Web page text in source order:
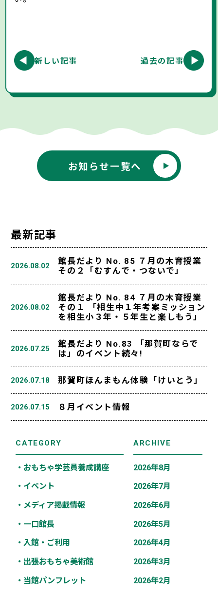
新しい記事 過去の記事
お知らせ一覧へ
最新記事
2026.08.02
館長だより No. 85 ７月の木育授業
その２「むすんで・つないで」
2026.08.02
館長だより No. 84 ７月の木育授業
その１ 「相生中１年考案ミッション
を相生小３年・５年生と楽しもう」
2026.07.25
館長だより No.83 「那賀町ならで
は」のイベント続々!
2026.07.18 那賀町ほんまもん体験「けいとう」
2026.07.15 ８月イベント情報
CATEGORY
・おもちゃ学芸員養成講座
・イベント
・メディア掲載情報
・一口館長
・入館・ご利用
・出張おもちゃ美術館
・当館パンフレット
ARCHIVE
2026年8月
2026年7月
2026年6月
2026年5月
2026年4月
2026年3月
2026年2月